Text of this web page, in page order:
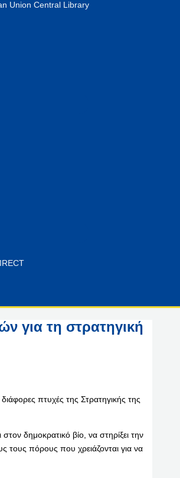
Union Central Library
για τη στρατηγική
πτυχές της Στρατηγικής της
δημοκρατικό βίο, να στηρίξει την
τους πόρους που χρειάζονται για να